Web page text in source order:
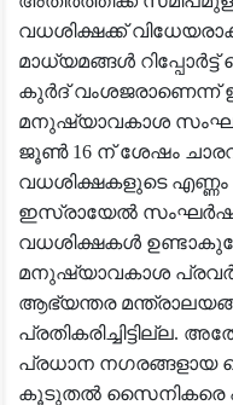
വധശിക്ഷക്ക്
മാധ്യമങ്ങൾ
കുർദ് വംശജരാണെന്ന്
മനുഷ്യാവകാശ
ജൂൺ 16 ന് ശേഷം
വധശിക്ഷകളുടെ
ഇസ്രായേൽ
വധശിക്ഷകൾ
മനുഷ്യാവകാശ
ആഭ്യന്തര
പ്രതികരിച്ചിട്ടില്ല.
പ്രധാന നഗരങ്ങളായ
കൂടുതൽ സൈനികരെ